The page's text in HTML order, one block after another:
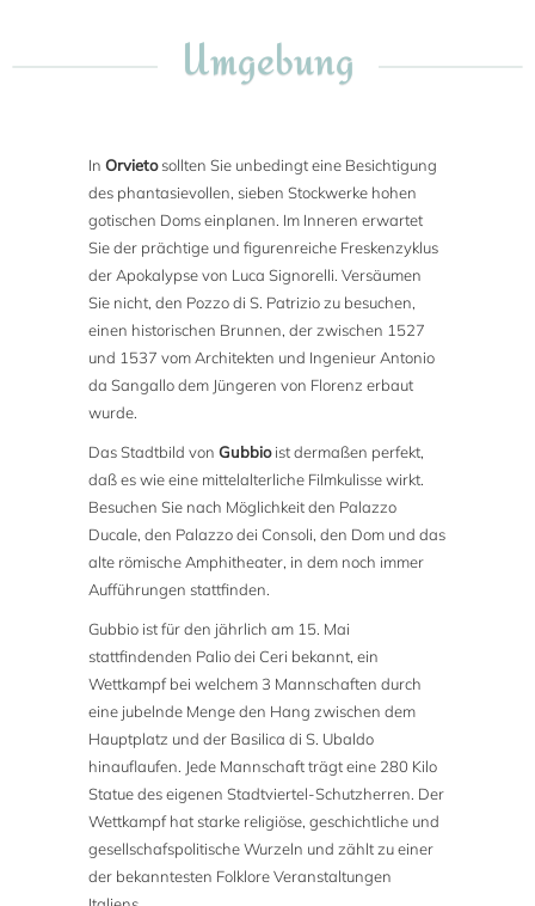
Umgebung
InOrvietosollten Sie unbedingt eine Besichtigung
des phantasievollen, sieben Stockwerke hohen
gotischen Doms einplanen. Im Inneren erwartet
Sie der prächtige und figurenreiche Freskenzyklus
der Apokalypse von Luca Signorelli. Versäumen
Sie nicht, den Pozzo di S. Patrizio zu besuchen,
einen historischen Brunnen, der zwischen 1527
und 1537 vom Architekten und Ingenieur Antonio
da Sangallo dem Jüngeren von Florenz erbaut
wurde.
Das Stadtbild vonGubbioist dermaßen perfekt,
daß es wie eine mittelalterliche Filmkulisse wirkt.
Besuchen Sie nach Möglichkeit den Palazzo
Ducale, den Palazzo dei Consoli, den Dom und das
alte römische Amphitheater, in dem noch immer
Aufführungen stattfinden.
Gubbio ist für den jährlich am 15. Mai
stattfindenden Palio dei Ceri bekannt, ein
Wettkampf bei welchem 3 Mannschaften durch
eine jubelnde Menge den Hang zwischen dem
Hauptplatz und der Basilica di S. Ubaldo
hinauflaufen. Jede Mannschaft trägt eine 280 Kilo
Statue des eigenen Stadtviertel-Schutzherren. Der
Wettkampf hat starke religiöse, geschichtliche und
gesellschafspolitische Wurzeln und zählt zu einer
der bekanntesten Folklore Veranstaltungen